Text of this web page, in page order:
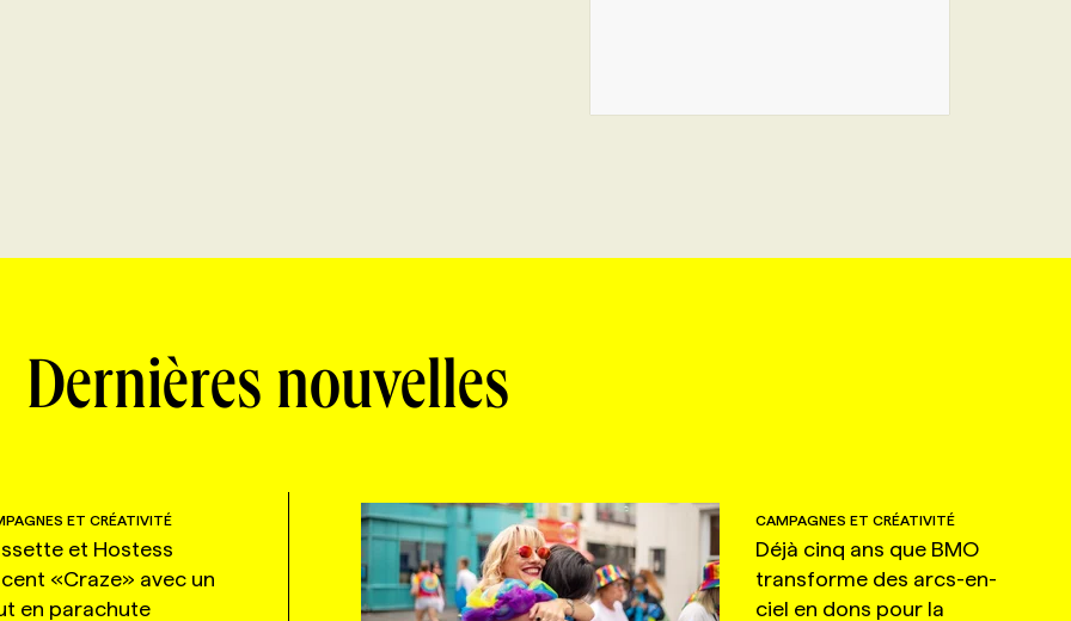
Dernières nouvelles
ET CRÉATIVITÉ
et Hostess
«Craze» avec un
en parachute
CAMPAGNES ET CRÉATIVITÉ
Déjà cinq ans que BMO
transforme des arcs-en-
ciel en dons pour la